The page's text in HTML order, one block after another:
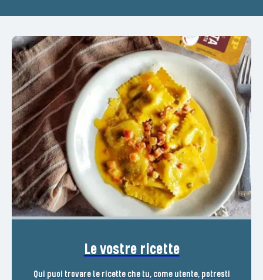
Le vostre ricette
Qui puoi trovare le ricette che tu, come utente, potresti